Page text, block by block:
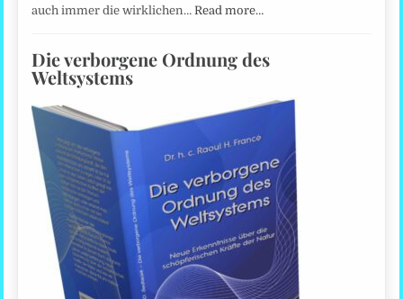
auch immer die wirklichen…Read more…
Die verborgene Ordnung des
Weltsystems